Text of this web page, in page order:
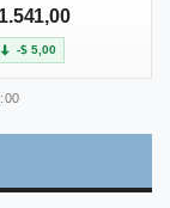
-$ 5,00